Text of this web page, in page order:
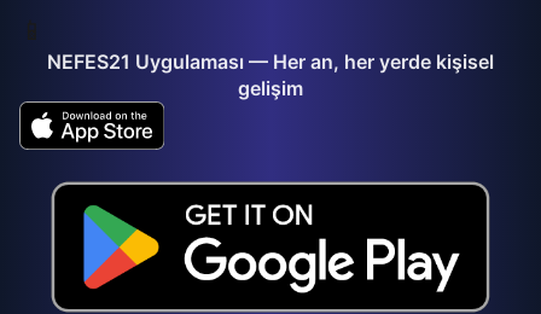
📱
NEFES21 Uygulaması — Her an, her yerde kişisel
gelişim